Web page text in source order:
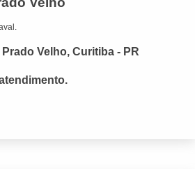
Velho, Curitiba - PR